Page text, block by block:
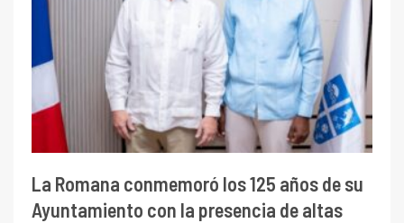
La Romana conmemoró los 125 años de su
Ayuntamiento con la presencia de altas